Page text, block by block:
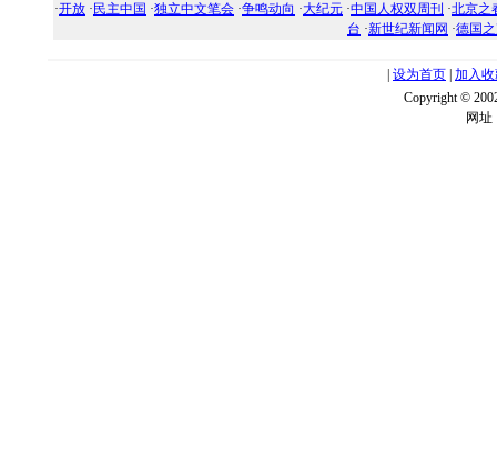
·开放 · 民主中国 ·独立中文笔会 ·争鸣动向 ·大纪元 ·中国人权双周刊 ·北京之
台 ·新世纪新闻网 ·德国
设为首页 加入
Copyright ©
网址